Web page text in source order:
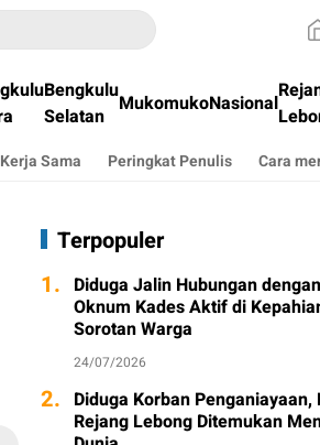
Bengkulu
Selatan MukomukoNasional
Sama Peringkat Penulis Cara
Terpopuler
1. Diduga Jalin Hubungan
Oknum Kades Aktif di
Sorotan Warga
24/07/2026
2. Diduga Korban Penganiayaan,
Rejang Lebong Ditemukan